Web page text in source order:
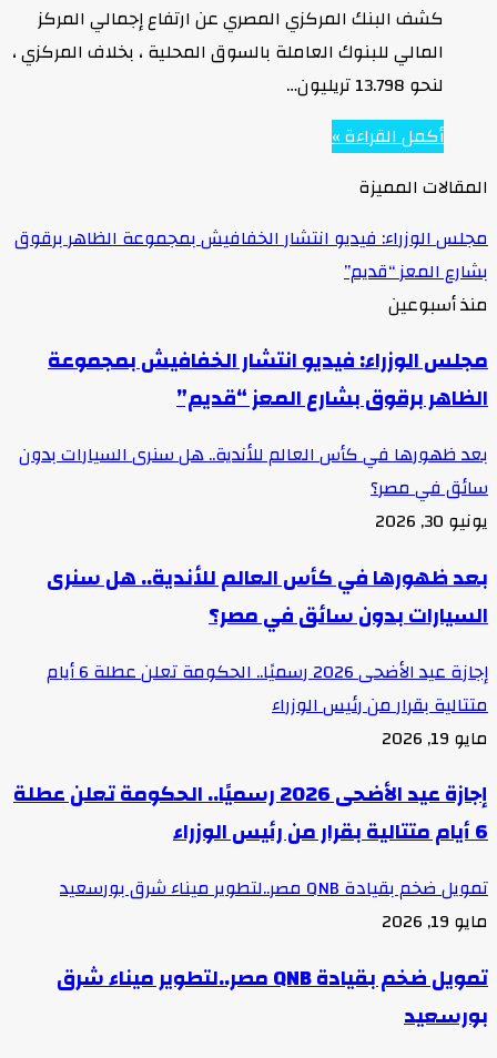
كشف البنك المركزي المصري عن ارتفاع إجمالي المركز
المالي للبنوك العاملة بالسوق المحلية ، بخلاف المركزي ،
لنحو 13.798 تريليون…
أكمل القراءة »
المقالات المميزة
مجلس الوزراء: فيديو انتشار الخفافيش بمجموعة الظاهر برقوق
بشارع المعز “قديم”
منذ أسبوعين
مجلس الوزراء: فيديو انتشار الخفافيش بمجموعة
الظاهر برقوق بشارع المعز “قديم”
بعد ظهورها في كأس العالم للأندية.. هل سنرى السيارات بدون
سائق في مصر؟
يونيو 30, 2026
بعد ظهورها في كأس العالم للأندية.. هل سنرى
السيارات بدون سائق في مصر؟
إجازة عيد الأضحى 2026 رسميًا.. الحكومة تعلن عطلة 6 أيام
متتالية بقرار من رئيس الوزراء
مايو 19, 2026
إجازة عيد الأضحى 2026 رسميًا.. الحكومة تعلن عطلة
6 أيام متتالية بقرار من رئيس الوزراء
تمويل ضخم بقيادة QNB مصر..لتطوير ميناء شرق بورسعيد
مايو 19, 2026
تمويل ضخم بقيادة QNB مصر..لتطوير ميناء شرق
بورسعيد